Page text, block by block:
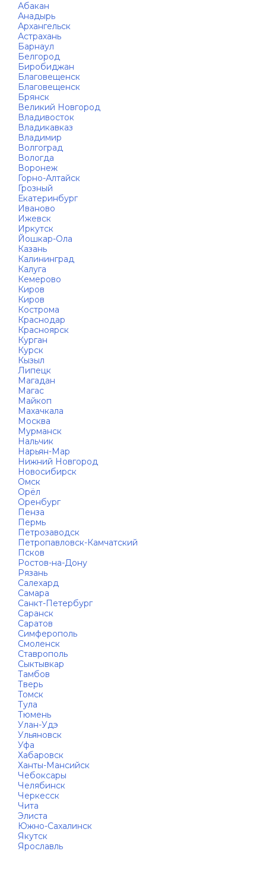
Абакан
Анадырь
Архангельск
Астрахань
Барнаул
Белгород
Биробиджан
Благовещенск
Благовещенск
Брянск
Великий Новгород
Владивосток
Владикавказ
Владимир
Волгоград
Вологда
Воронеж
Горно-Алтайск
Грозный
Екатеринбург
Иваново
Ижевск
Иркутск
Йошкар-Ола
Казань
Калининград
Калуга
Кемерово
Киров
Киров
Кострома
Краснодар
Красноярск
Курган
Курск
Кызыл
Липецк
Магадан
Магас
Майкоп
Махачкала
Москва
Мурманск
Нальчик
Нарьян-Мар
Нижний Новгород
Новосибирск
Омск
Орёл
Оренбург
Пенза
Пермь
Петрозаводск
Петропавловск-Камчатский
Псков
Ростов-на-Дону
Рязань
Салехард
Самара
Санкт-Петербург
Саранск
Саратов
Симферополь
Смоленск
Ставрополь
Сыктывкар
Тамбов
Тверь
Томск
Тула
Тюмень
Улан-Удэ
Ульяновск
Уфа
Хабаровск
Ханты-Мансийск
Чебоксары
Челябинск
Черкесск
Чита
Элиста
Южно-Сахалинск
Якутск
Ярославль